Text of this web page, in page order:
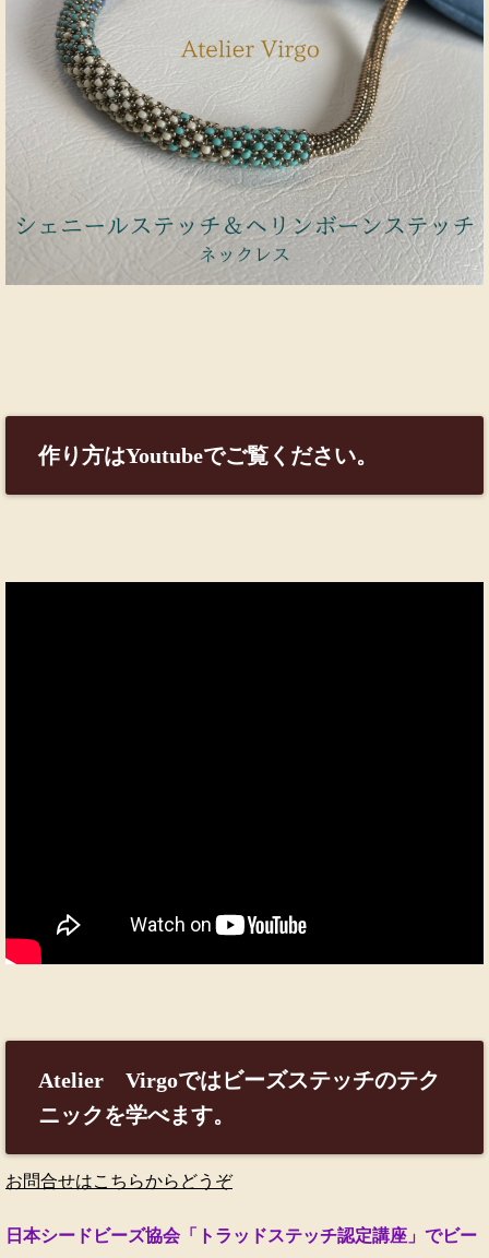
作り方はYoutubeでご覧ください。
Atelier Virgoではビーズステッチのテク
ニックを学べます。
お問合せはこちらからどうぞ
日本シードビーズ協会「トラッドステッチ認定講座」でビー